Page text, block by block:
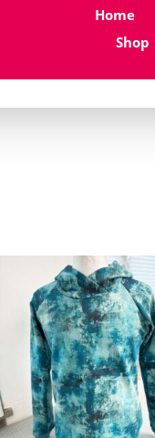
Home
Shop